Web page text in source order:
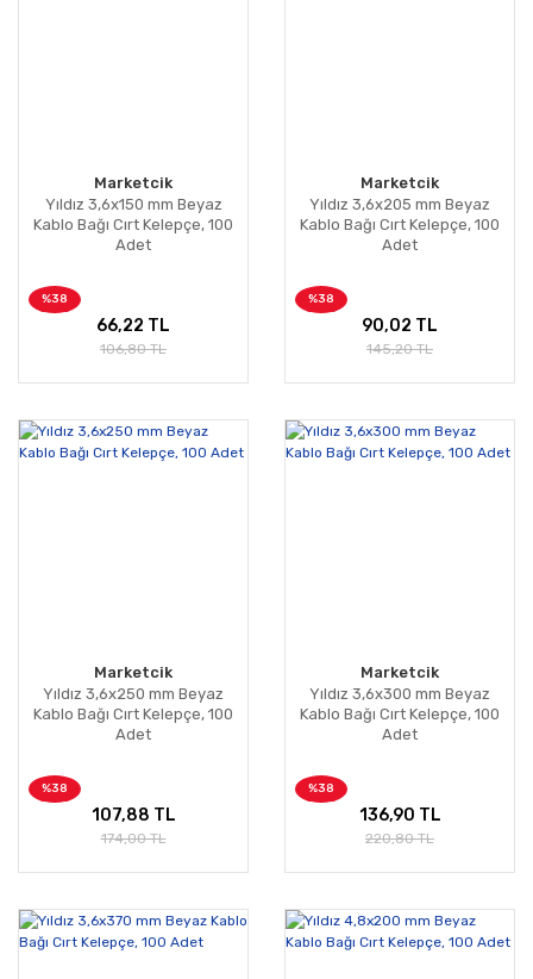
Marketcik
Yıldız 3,6x150 mm Beyaz
Kablo Bağı Cırt Kelepçe, 100
Adet
%38
66,22 TL
106,80 TL
Marketcik
Yıldız 3,6x205 mm Beyaz
Kablo Bağı Cırt Kelepçe, 100
Adet
%38
90,02 TL
145,20 TL
Marketcik
Yıldız 3,6x250 mm Beyaz
Kablo Bağı Cırt Kelepçe, 100
Adet
%38
107,88 TL
174,00 TL
Marketcik
Yıldız 3,6x300 mm Beyaz
Kablo Bağı Cırt Kelepçe, 100
Adet
%38
136,90 TL
220,80 TL